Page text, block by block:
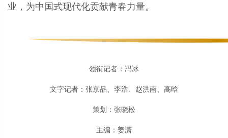
业，为中国式现代化贡献青春力量。
领衔记者：冯冰
文字记者：张京品、李浩、赵洪南、高晗
策划：张晓松
主编：姜潇